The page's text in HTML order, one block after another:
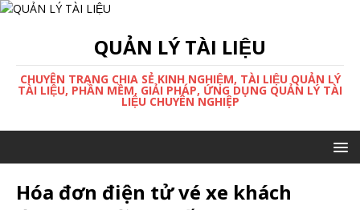
QUẢN LÝ TÀI LIỆU
CHUYÊN TRANG CHIA SẺ KINH NGHIỆM, TÀI LIỆU QUẢN LÝ
TÀI LIỆU, PHẦN MỀM, GIẢI PHÁP, ỨNG DỤNG QUẢN LÝ TÀI
LIỆU CHUYÊN NGHIỆP
Hóa đơn điện tử vé xe khách